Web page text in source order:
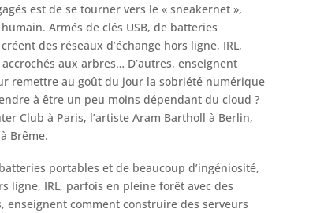
est de se tourner vers le « sneakernet »,
Armés de clés USB, de batteries
des réseaux d’échange hors ligne, IRL,
aux arbres… D’autres, enseignent
remettre au goût du jour la sobriété numérique
à être un peu moins dépendant du cloud ?
Club à Paris, l’artiste Aram Bartholl à Berlin,
Brême.
portables et de beaucoup d’ingéniosité,
ligne, IRL, parfois en pleine forêt avec des
enseignent comment construire des serveurs